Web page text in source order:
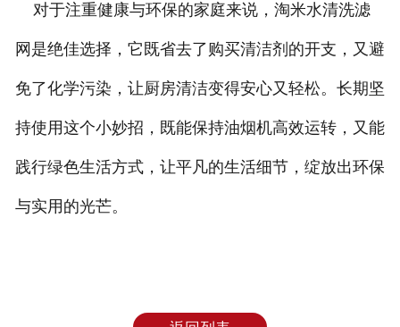
对于注重健康与环保的家庭来说，淘米水清洗滤
网是绝佳选择，它既省去了购买清洁剂的开支，又避
免了化学污染，让厨房清洁变得安心又轻松。长期坚
持使用这个小妙招，既能保持油烟机高效运转，又能
践行绿色生活方式，让平凡的生活细节，绽放出环保
与实用的光芒。